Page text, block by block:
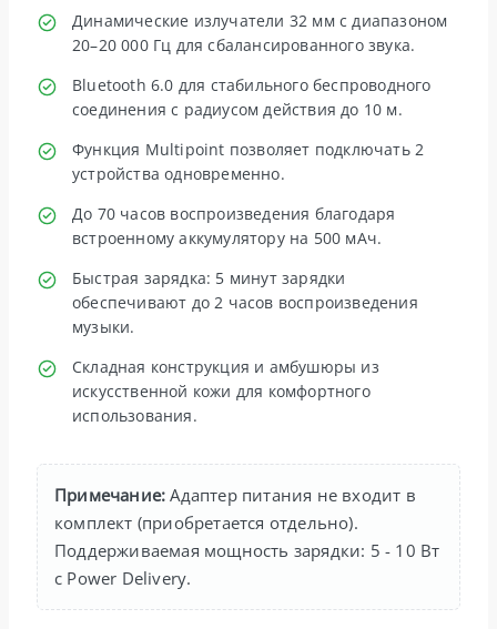
Динамические излучатели 32 мм с диапазоном
20–20 000 Гц для сбалансированного звука.
Bluetooth 6.0 для стабильного беспроводного
соединения с радиусом действия до 10 м.
Функция Multipoint позволяет подключать 2
устройства одновременно.
До 70 часов воспроизведения благодаря
встроенному аккумулятору на 500 мАч.
Быстрая зарядка: 5 минут зарядки
обеспечивают до 2 часов воспроизведения
музыки.
Складная конструкция и амбушюры из
искусственной кожи для комфортного
использования.
Примечание: Адаптер питания не входит в
комплект (приобретается отдельно).
Поддерживаемая мощность зарядки: 5 - 10 Вт
с Power Delivery.